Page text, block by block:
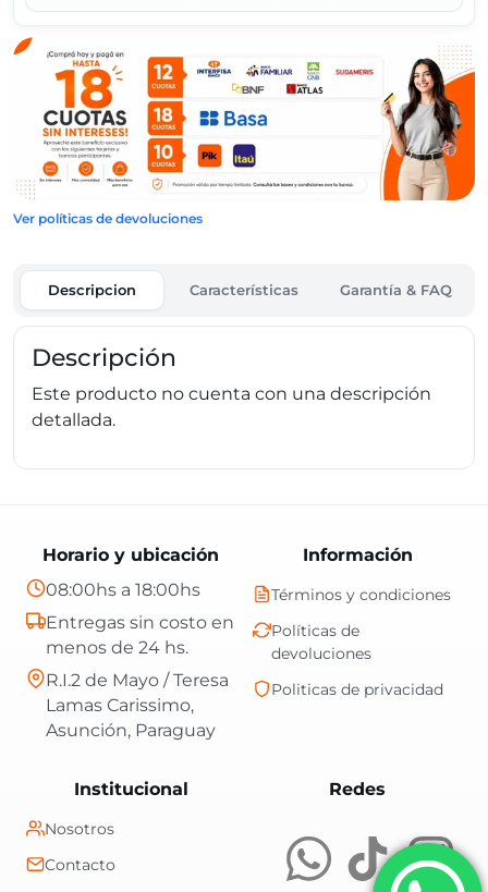
Ver políticas de devoluciones
Descripcion Características Garantía & FAQ
Descripción
Este producto no cuenta con una descripción
detallada.
RedesCentral Shop es
Información
Términos y condiciones
Políticas de
devoluciones
Politicas de privacidad
Institucional
Nosotros
Contacto
Horario y ubicación
08:00hs a 18:00hs
Entregas sin costo en
menos de 24 hs.
R.I.2 de Mayo / Teresa
Lamas Carissimo,
Asunción, Paraguay